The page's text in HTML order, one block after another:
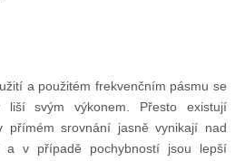
a použitém frekvenčním pásmu se
liší svým výkonem. Přesto existují
přímém srovnání jasně vynikají nad
a v případě pochybností jsou lepší